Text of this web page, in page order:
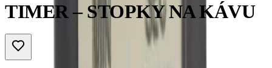
TIMER – STOPKY NA KÁVU